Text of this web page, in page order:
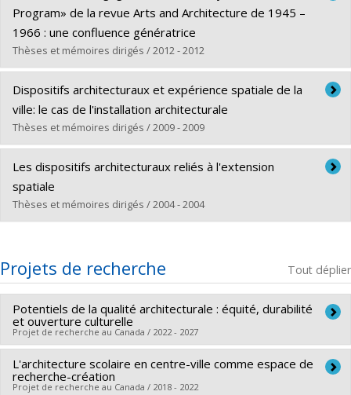
Cycle :Doctorat
Diplôme obtenu :Ph. D.
Lien vers le document dans Papyrus
Program» de la revue Arts and Architecture de 1945 –
1966 : une confluence génératrice
Thèses et mémoires dirigés / 2012 - 2012
Diplômé(e) :Carbone, Carlo
Cycle : Maîtrise
Diplôme obtenu :M. Sc. A.
Lien vers le document dans Papyrus
Dispositifs architecturaux et expérience spatiale de la
ville: le cas de l'installation architecturale
Thèses et mémoires dirigés / 2009 - 2009
Diplômé(e) :Lévesque, Carole
Cycle :Doctorat
Diplôme obtenu :Ph. D.
Lien vers le document dans Papyrus
Les dispositifs architecturaux reliés à l'extension
spatiale
Thèses et mémoires dirigés / 2004 - 2004
Cycle :Maîtrise
Diplôme obtenu :M. Sc. A.
Lien vers le document dans Papyrus
Projets de recherche Tout déplier
Potentiels de la qualité architecturale : équité, durabilité
et ouverture culturelle
Projet de recherche au Canada / 2022 - 2027
Chercheur principal : Jean-Pierre Chupin
Co-chercheurs : Denis Bilodeau ,Anne Cormier
L'architecture scolaire en centre-ville comme espace de
recherche-création
Projet de recherche au Canada / 2018 - 2022